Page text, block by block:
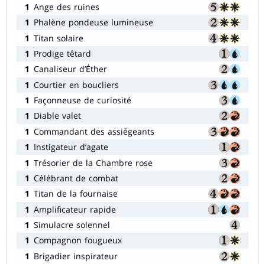
1 Ange des ruines
1 Phalène pondeuse lumineuse
1 Titan solaire
1 Prodige têtard
1 Canaliseur d’Éther
1 Courtier en boucliers
1 Façonneuse de curiosité
1 Diable valet
1 Commandant des assiégeants
1 Instigateur d’agate
1 Trésorier de la Chambre rose
1 Célébrant de combat
1 Titan de la fournaise
1 Amplificateur rapide
1 Simulacre solennel
1 Compagnon fougueux
1 Brigadier inspirateur